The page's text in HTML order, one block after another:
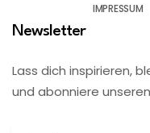
IMPRESSUM
Newsletter
Lass dich inspirieren,
und abonniere